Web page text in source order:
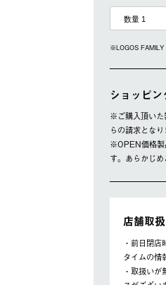
※LOGOS FAMILY
ショッピ
※ご購⼊頂いた
らの請求とな
※OPEN価格製
す。あらかじめ
店舗取
・前日閉
タイムの情
・取扱い